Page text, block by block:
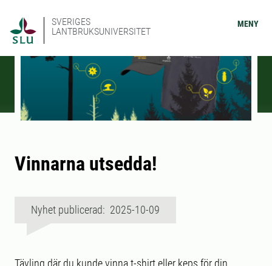
SVERIGES
LANTBRUKSUNIVERSITET
MENY
Vinnarna utsedda!
Nyhet publicerad: 2025-10-09
Tävling där du kunde vinna t-shirt eller keps för din